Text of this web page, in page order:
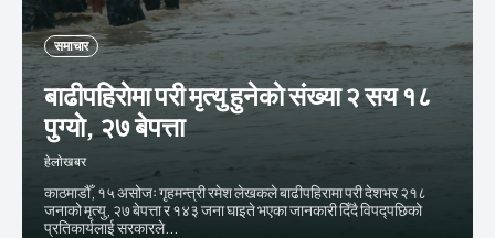
समाचार
बाढीपहिराेमा परी मृत्यु हुनेकाे संख्या २ सय १८
पुग्याे, २७ बेपत्ता
हेलाेखबर
काठमाडौँ, १५ असोजः गृहमन्त्री रमेश लेखकले बाढीपहिरामा परी देशभर २१८
जनाको मृत्यु, २७ बेपत्ता र १४३ जना घाइते भएका जानकारी दिँदै विपद्पछिको
प्रतिकार्यलाई सरकारले...